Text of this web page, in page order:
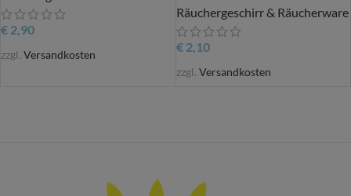
€ 2,90
zzgl. Versandkosten
Räuchergeschirr & Räucherware
€2,10
zzgl. Versandkosten